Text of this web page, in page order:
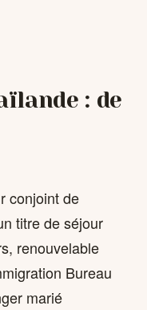
: de
conjoint de
titre de séjour
renouvelable
Bureau
marié